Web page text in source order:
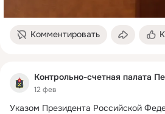
Комментировать
Контрольно-счетная палата
12 фев
Указом Президента Российской